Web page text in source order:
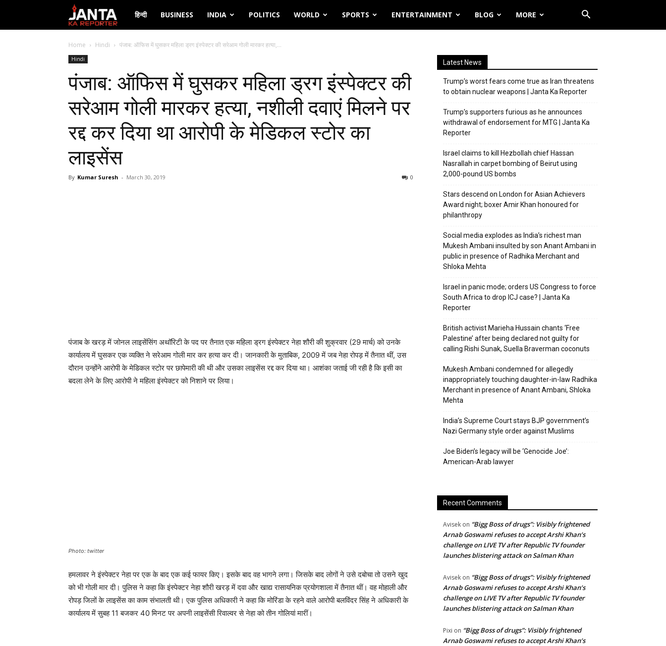
Janta
Ka
Reporter
हिन्दी BUSINESS INDIA POLITICS WORLD SPORTS ENTERTAINMENT BLOG MORE
Home Hindi पंजाब: ऑफिस में घुसकर महिला ड्रग इंस्पेक्टर की सरेआम गोली मारकर हत्या,...
Hindi
पंजाब: ऑफिस में घुसकर महिला ड्रग इंस्पेक्टर की
सरेआम गोली मारकर हत्या, नशीली दवाएं मिलने पर
रद्द कर दिया था आरोपी के मेडिकल स्टोर का
लाइसेंस
By Kumar Suresh - March 30, 2019 0
पंजाब के खरड़ में जोनल लाइसेंसिंग अथॉरिटी के पद पर तैनात एक महिला ड्रग इंस्पेक्टर नेहा शौरी की शुक्रवार (29 मार्च) को उनके
कार्यालय में घुसकर एक व्यक्ति ने सरेआम गोली मार कर हत्या कर दी। जानकारी के मुताबिक, 2009 में जब नेहा रोपड़ में तैनात थीं, उस
दौरान उन्होंने आरोपी के मेडिकल स्टोर पर छापेमारी की थी और उसका लाइसेंस रद्द कर दिया था। आशंका जताई जी रही है कि इसी का
बदला लेने के लिए आरोपी ने महिला इंस्पेक्टर को निशाने पर लिया।
Photo: twitter
हमलावर ने इंस्पेक्टर नेहा पर एक के बाद एक कई फायर किए। इसके बाद वह भागने लगा। जिसके बाद लोगों ने उसे दबोचा तो उसने खुद
को भी गोली मार दी। पुलिस ने कहा कि इंस्पेक्टर नेहा शौरी खरड़ में दवा और खाद्य रासायनिक प्रयोगशाला में तैनात थीं। वह मोहाली और
रोपड़ जिलों के लाइसेंस का काम संभालती थी। एक पुलिस अधिकारी ने कहा कि मोरिंडा के रहने वाले आरोपी बलविंदर सिंह ने अधिकारी के
कार्यालय में सुबह 11 बजकर 40 मिनट पर अपनी लाइसेंसी रिवाल्वर से नेहा को तीन गोलियां मारीं।
Latest News
Trump’s worst fears come true as Iran threatens
to obtain nuclear weapons | Janta Ka Reporter
Trump’s supporters furious as he announces
withdrawal of endorsement for MTG | Janta Ka
Reporter
Israel claims to kill Hezbollah chief Hassan
Nasrallah in carpet bombing of Beirut using
2,000-pound US bombs
Stars descend on London for Asian Achievers
Award night; boxer Amir Khan honoured for
philanthropy
Social media explodes as India’s richest man
Mukesh Ambani insulted by son Anant Ambani in
public in presence of Radhika Merchant and
Shloka Mehta
Israel in panic mode; orders US Congress to force
South Africa to drop ICJ case? | Janta Ka
Reporter
British activist Marieha Hussain chants ‘Free
Palestine’ after being declared not guilty for
calling Rishi Sunak, Suella Braverman coconuts
Mukesh Ambani condemned for allegedly
inappropriately touching daughter-in-law Radhika
Merchant in presence of Anant Ambani, Shloka
Mehta
India’s Supreme Court stays BJP government’s
Nazi Germany style order against Muslims
Joe Biden’s legacy will be ‘Genocide Joe’:
American-Arab lawyer
Recent Comments
Avisek on “Bigg Boss of drugs”: Visibly frightened
Arnab Goswami refuses to accept Arshi Khan’s
challenge on LIVE TV after Republic TV founder
launches blistering attack on Salman Khan
Avisek on “Bigg Boss of drugs”: Visibly frightened
Arnab Goswami refuses to accept Arshi Khan’s
challenge on LIVE TV after Republic TV founder
launches blistering attack on Salman Khan
Pixi on “Bigg Boss of drugs”: Visibly frightened
Arnab Goswami refuses to accept Arshi Khan’s